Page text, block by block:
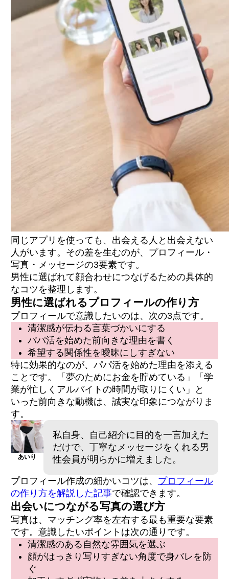
同じアプリを使っても、出会える人と出会えない
人がいます。その差を生むのが、プロフィール・
写真・メッセージの3要素です。
男性に選ばれて顔合わせにつなげるための具体的
なコツを整理します。
男性に選ばれるプロフィールの作り方
プロフィールで意識したいのは、次の3点です。
清潔感が伝わる言葉づかいにする
パパ活を始めた前向きな理由を書く
希望する関係性を曖昧にしすぎない
特に効果的なのが、パパ活を始めた理由を添える
ことです。「夢のためにお金を貯めている」「学
業が忙しくアルバイトの時間が取りにくい」と
いった前向きな動機は、誠実な印象につながりま
す。
あいり
私自身、自己紹介に目的を一言加えた
だけで、丁寧なメッセージをくれる男
性会員が明らかに増えました。
プロフィール作成の細かいコツは、 プロフィール
の作り方を解説した記事で確認できます。
出会いにつながる写真の選び方
写真は、マッチング率を左右する最も重要な要素
です。意識したいポイントは次の通りです。
清潔感のある自然な雰囲気を選ぶ
顔がはっきり写りすぎない角度で身バレを防
ぐ